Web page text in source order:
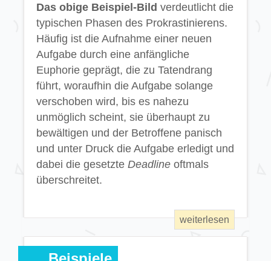
Das obige Beispiel-Bild verdeutlicht die
typischen Phasen des Prokrastinierens.
Häufig ist die Aufnahme einer neuen
Aufgabe durch eine anfängliche
Euphorie geprägt, die zu Tatendrang
führt, woraufhin die Aufgabe solange
verschoben wird, bis es nahezu
unmöglich scheint, sie überhaupt zu
bewältigen und der Betroffene panisch
und unter Druck die Aufgabe erledigt und
dabei die gesetzte Deadline oftmals
überschreitet.